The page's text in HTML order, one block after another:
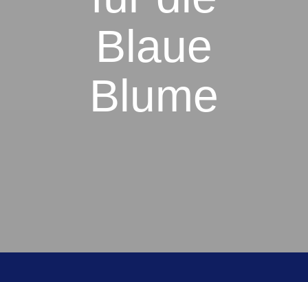
Blaue
Blume